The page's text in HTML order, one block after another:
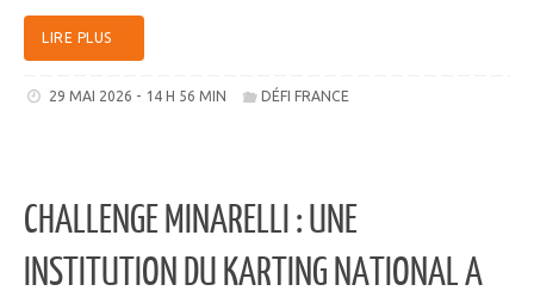
LIRE PLUS
29 MAI 2026 - 14 H 56 MIN DÉFI FRANCE
CHALLENGE MINARELLI : UNE
INSTITUTION DU KARTING NATIONAL A